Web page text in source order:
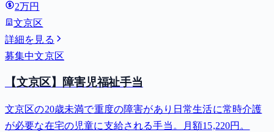
子以降は15,000円）、中学生は月額10,000円。
2万円
文京区
詳細を見る
募集中文京区
【文京区】障害児福祉手当
文京区の20歳未満で重度の障害があり日常生活に常時介護
が必要な在宅の児童に支給される手当。月額15,220円。